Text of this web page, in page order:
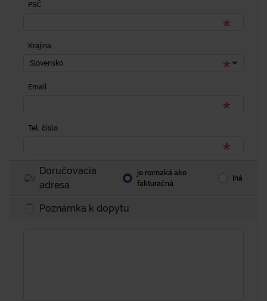
PSČ
Krajina
Slovensko
Email
Tel. číslo
Doručovacia
adresa
je rovnaká ako
fakturačná
Iná
Poznámka k dopytu